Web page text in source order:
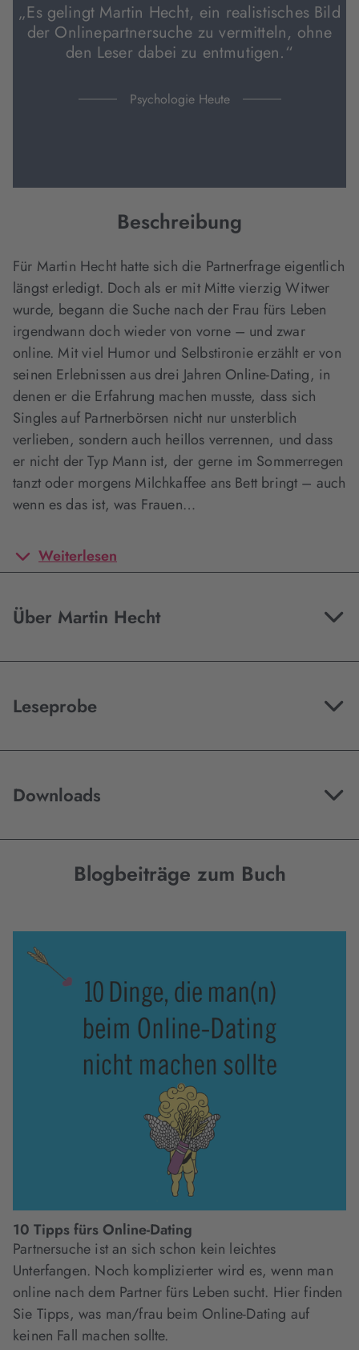
„Es gelingt Martin Hecht, ein realistisches Bild
der Onlinepartnersuche zu vermitteln, ohne
den Leser dabei zu entmutigen.“
Psychologie Heute
Beschreibung
Für Martin Hecht hatte sich die Partnerfrage eigentlich
längst erledigt. Doch als er mit Mitte vierzig Witwer
wurde, begann die Suche nach der Frau fürs Leben
irgendwann doch wieder von vorne – und zwar
online. Mit viel Humor und Selbstironie erzählt er von
seinen Erlebnissen aus drei Jahren Online-Dating, in
denen er die Erfahrung machen musste, dass sich
Singles auf Partnerbörsen nicht nur unsterblich
verlieben, sondern auch heillos verrennen, und dass
er nicht der Typ Mann ist, der gerne im Sommerregen
tanzt oder morgens Milchkaffee ans Bett bringt – auch
wenn es das ist, was Frauen…
Weiterlesen
Über Martin Hecht
Leseprobe
Downloads
Blogbeiträge zum Buch
10 Tipps fürs Online-Dating
Partnersuche ist an sich schon kein leichtes
Unterfangen. Noch komplizierter wird es, wenn man
online nach dem Partner fürs Leben sucht. Hier finden
Sie Tipps, was man/frau beim Online-Dating auf
keinen Fall machen sollte.